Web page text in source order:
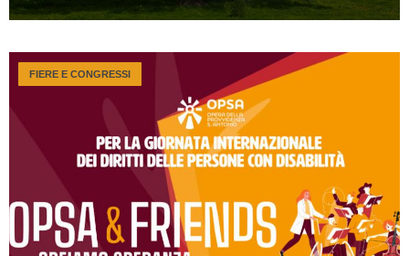
FIERE E CONGRESSI